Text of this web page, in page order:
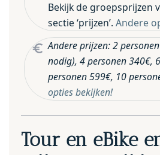
Bekijk de groepsprijzen
sectie ‘prijzen’. Andere
Andere prijzen: 2
nodig), 4 personen 340€,
personen 599€, 10
opties bekijken!
Tour en eBike